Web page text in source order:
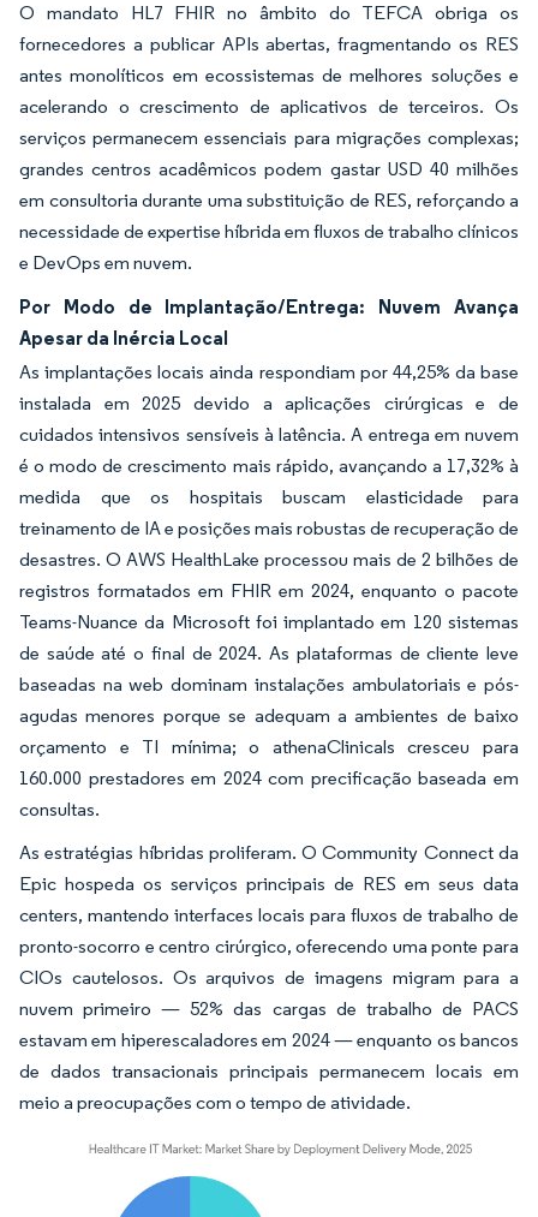
O mandato HL7 FHIR no âmbito do TEFCA obriga os
fornecedores a publicar APIs abertas, fragmentando os RES
antes monolíticos em ecossistemas de melhores soluções e
acelerando o crescimento de aplicativos de terceiros. Os
serviços permanecem essenciais para migrações complexas;
grandes centros acadêmicos podem gastar USD 40 milhões
em consultoria durante uma substituição de RES, reforçando a
necessidade de expertise híbrida em fluxos de trabalho clínicos
e DevOps em nuvem.
Por Modo de Implantação/Entrega: Nuvem Avança
Apesar da Inércia Local
As implantações locais ainda respondiam por 44,25% da base
instalada em 2025 devido a aplicações cirúrgicas e de
cuidados intensivos sensíveis à latência. A entrega em nuvem
é o modo de crescimento mais rápido, avançando a 17,32% à
medida que os hospitais buscam elasticidade para
treinamento de IA e posições mais robustas de recuperação de
desastres. O AWS HealthLake processou mais de 2 bilhões de
registros formatados em FHIR em 2024, enquanto o pacote
Teams-Nuance da Microsoft foi implantado em 120 sistemas
de saúde até o final de 2024. As plataformas de cliente leve
baseadas na web dominam instalações ambulatoriais e pós-
agudas menores porque se adequam a ambientes de baixo
orçamento e TI mínima; o athenaClinicals cresceu para
160.000 prestadores em 2024 com precificação baseada em
consultas.
As estratégias híbridas proliferam. O Community Connect da
Epic hospeda os serviços principais de RES em seus data
centers, mantendo interfaces locais para fluxos de trabalho de
pronto-socorro e centro cirúrgico, oferecendo uma ponte para
CIOs cautelosos. Os arquivos de imagens migram para a
nuvem primeiro — 52% das cargas de trabalho de PACS
estavam em hiperescaladores em 2024 — enquanto os bancos
de dados transacionais principais permanecem locais em
meio a preocupações com o tempo de atividade.